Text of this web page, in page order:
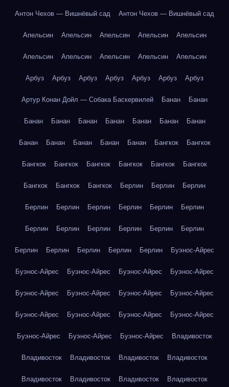
Антон Чехов — Вишнёвый сад Антон Чехов — Вишнёвый сад
Апельсин Апельсин Апельсин Апельсин Апельсин
Апельсин Апельсин Апельсин Апельсин Апельсин
Арбуз Арбуз Арбуз Арбуз Арбуз Арбуз Арбуз
Артур Конан Дойл — Собака Баскервилей Банан Банан
Банан Банан Банан Банан Банан Банан Банан
Банан Банан Банан Банан Банан Бангкок Бангкок
Бангкок Бангкок Бангкок Бангкок Бангкок Бангкок
Бангкок Бангкок Бангкок Берлин Берлин Берлин
Берлин Берлин Берлин Берлин Берлин Берлин
Берлин Берлин Берлин Берлин Берлин Берлин
Берлин Берлин Берлин Берлин Берлин Буэнос-Айрес
Буэнос-Айрес Буэнос-Айрес Буэнос-Айрес Буэнос-Айрес
Буэнос-Айрес Буэнос-Айрес Буэнос-Айрес Буэнос-Айрес
Буэнос-Айрес Буэнос-Айрес Буэнос-Айрес Буэнос-Айрес
Буэнос-Айрес Буэнос-Айрес Буэнос-Айрес Владивосток
Владивосток Владивосток Владивосток Владивосток
Владивосток Владивосток Владивосток Владивосток